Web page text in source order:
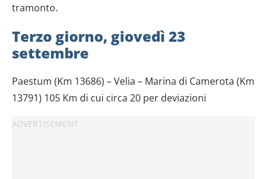
tramonto.
Terzo giorno, giovedì 23
settembre
Paestum (Km 13686) – Velia – Marina di Camerota (Km
13791) 105 Km di cui circa 20 per deviazioni